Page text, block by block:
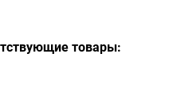
товары: